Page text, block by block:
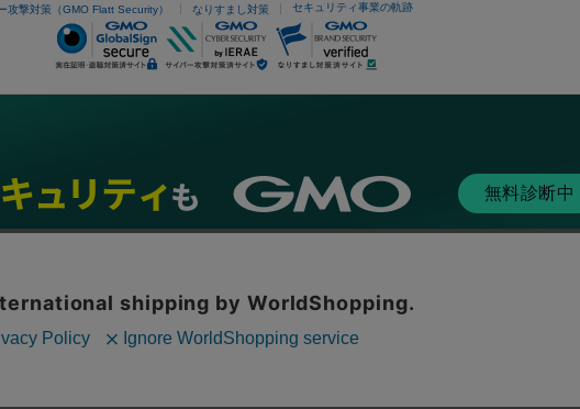
攻撃対策（GMO Flatt Security） なりすまし対策 セキュリティ事業の軌跡
無料診断中